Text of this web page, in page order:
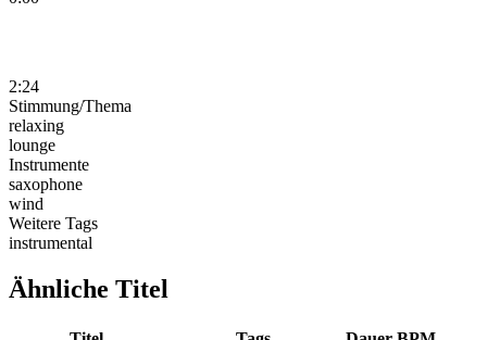
2:24
Stimmung/Thema
relaxing
lounge
Instrumente
saxophone
wind
Weitere Tags
instrumental
Ähnliche Titel